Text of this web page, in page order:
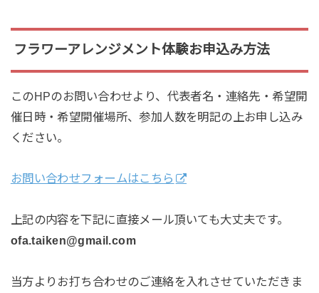
フラワーアレンジメント体験お申込み方法
このHPのお問い合わせより、代表者名・連絡先・希望開
催日時・希望開催場所、参加人数を明記の上お申し込み
ください。
お問い合わせフォームはこちら
上記の内容を下記に直接メール頂いても大丈夫です。
ofa.taiken@gmail.com
当方よりお打ち合わせのご連絡を入れさせていただきま